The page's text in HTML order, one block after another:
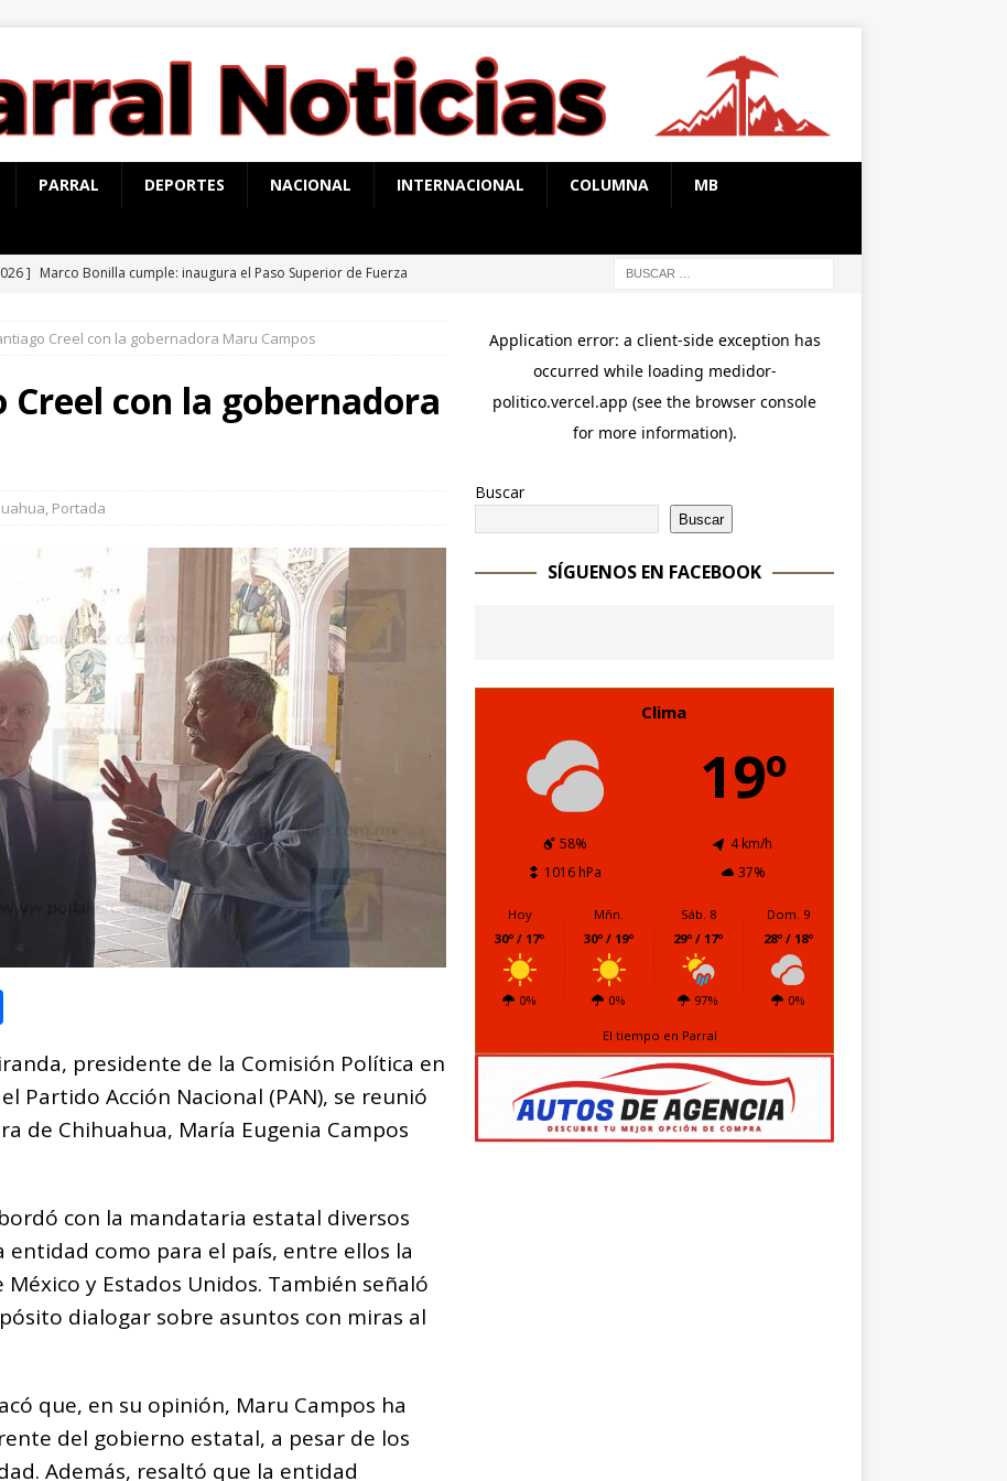
PARRAL DEPORTES NACIONAL INTERNACIONAL COLUMNA MB
] Marco Bonilla cumple: inaugura el Paso Superior de Fuerza
] Todo listo: hoy inaugura Marco Bonilla el paso superior de
CHIHUAHUA MARCO BONILLA
]
Presentan la Ruta Mágica de las Barrancas del Cobre
]
*La advertencia de Maru *Más poder al poder *Barredoras…
MARCO BONILLA
Creel con la gobernadora Maru Campos
Creel con la gobernadora
, Portada
m
p
ar
r
presidente de la Comisión Política en
Partido Acción Nacional (PAN), se reunió
de Chihuahua, María Eugenia Campos
con la mandataria estatal diversos
como para el país, entre ellos la
y Estados Unidos. También señaló
dialogar sobre asuntos con miras al
que, en su opinión, Maru Campos ha
del gobierno estatal, a pesar de los
Además, resaltó que la entidad
Buscar
Buscar
SÍGUENOS EN FACEBOOK
Clima
19º
58%
4 km/h
1016 hPa
37%
Hoy
30º / 17º
0%
Mñn.
30º / 19º
0%
Sáb. 8
29º / 17º
97%
Dom. 9
28º / 18º
0%
El tiempo en Parral